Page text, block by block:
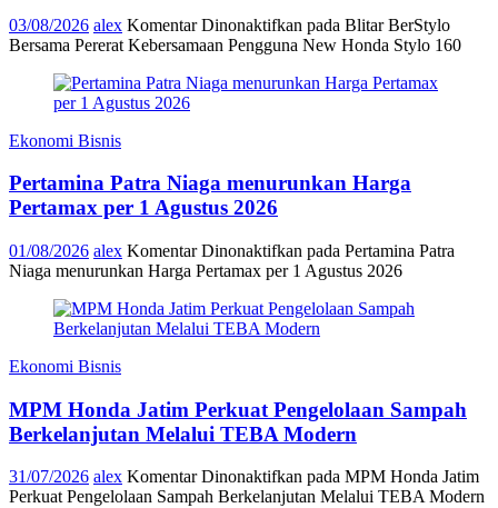
03/08/2026 alex Komentar Dinonaktifkan pada Blitar BerStylo
Bersama Pererat Kebersamaan Pengguna New Honda Stylo 160
Ekonomi Bisnis
Pertamina Patra Niaga menurunkan Harga
Pertamax per 1 Agustus 2026
01/08/2026 alex Komentar Dinonaktifkan pada Pertamina Patra
Niaga menurunkan Harga Pertamax per 1 Agustus 2026
Ekonomi Bisnis
MPM Honda Jatim Perkuat Pengelolaan Sampah
Berkelanjutan Melalui TEBA Modern
31/07/2026 alex Komentar Dinonaktifkan pada MPM Honda Jatim
Perkuat Pengelolaan Sampah Berkelanjutan Melalui TEBA Modern